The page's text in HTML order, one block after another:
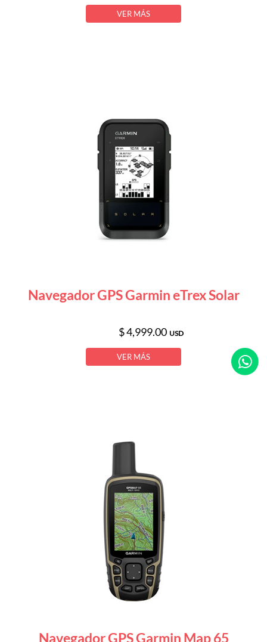
VER MÁS
Navegador GPS Garmin eTrex Solar
$ 4,999.00 USD
VER MÁS
Navegador GPS Garmin Map 65